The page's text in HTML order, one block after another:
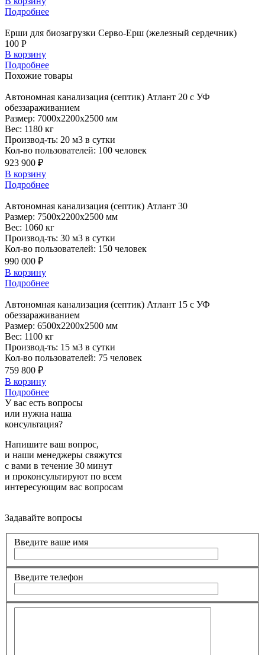
Подробнее
Ерши для биозагрузки Серво-Ерш (железный сердечник)
100 Р
В корзину
Подробнее
Похожие товары
Автономная канализация (септик) Атлант 20 с УФ
обеззараживанием
Размер: 7000x2200x2500 мм
Вес: 1180 кг
Производ-ть: 20 м3 в сутки
Кол-во пользователей: 100 человек
923 900 ₽
В корзину
Подробнее
Автономная канализация (септик) Атлант 30
Размер: 7500x2200x2500 мм
Вес: 1060 кг
Производ-ть: 30 м3 в сутки
Кол-во пользователей: 150 человек
990 000 ₽
В корзину
Подробнее
Автономная канализация (септик) Атлант 15 с УФ
обеззараживанием
Размер: 6500x2200x2500 мм
Вес: 1100 кг
Производ-ть: 15 м3 в сутки
Кол-во пользователей: 75 человек
759 800 ₽
В корзину
Подробнее
У вас есть вопросы
или нужна наша
консультация?
Напишите ваш вопрос,
и наши менеджеры свяжутся
с вами в течение 30 минут
и проконсультируют по всем
интересующим вас вопросам
Задавайте вопросы
Введите ваше имя
Введите телефон